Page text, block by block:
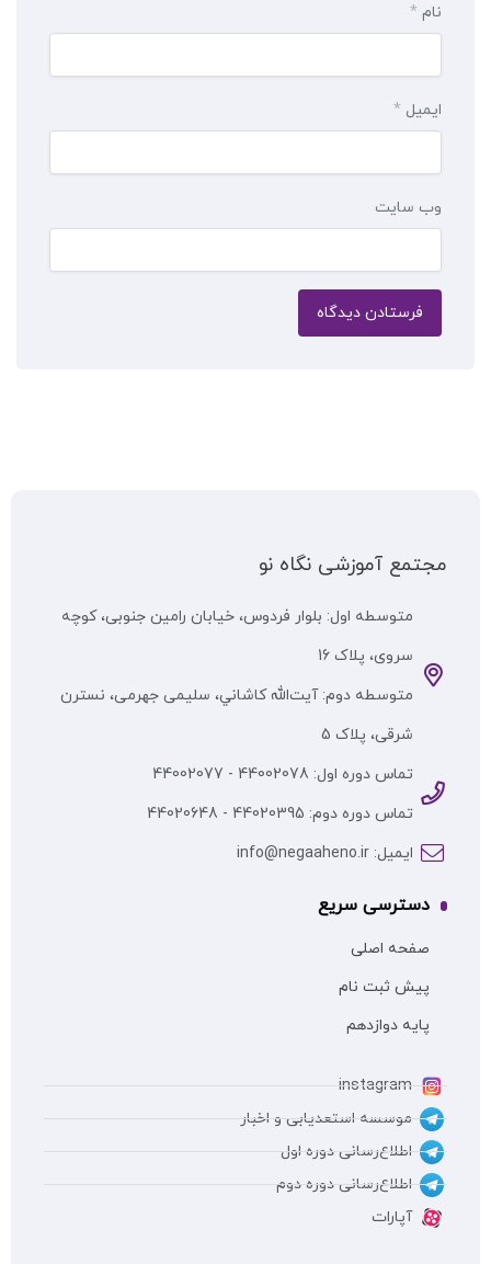
نام *
ایمیل *
وب‌ سایت
مجتمع آموزشی نگاه نو
متوسطه اول: بلوار فردوس، خیابان رامین جنوبی، کوچه
سروی، پلاک 16
متوسطه دوم: آيت‌الله كاشاني، سلیمی جهرمی، نسترن
شرقی، پلاک 5
تماس دوره اول: 44002078 - 44002077
تماس دوره دوم: 44020395 - 44020648
ایمیل: info@negaaheno.ir
دسترسی سریع
صفحه اصلی
پیش ثبت نام
پایه دوازدهم
instagram
موسسه استعدیابی و اخبار
اطلاع‌رسانی دوره اول
اطلاع‌رسانی دوره دوم
آپارات